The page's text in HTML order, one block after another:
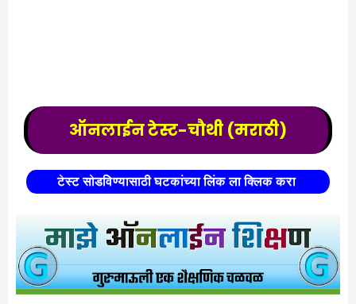
ऑनलाईन टेस्ट-चौथी (मराठी)
टेस्ट सोडविण्यासाठी घटकांच्या लिंक ला क्लिक करा